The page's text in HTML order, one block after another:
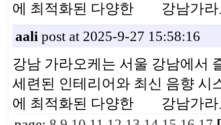
에 최적화된 다양한 강남가라
aali post at 2025-9-27 15:58:16
강남 가라오케는 서울 강남에서
세련된 인테리어와 최신 음향 시
에 최적화된 다양한 강남가라